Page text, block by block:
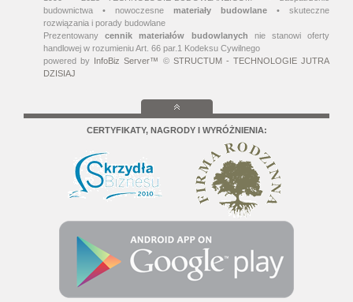
budownictwa • nowoczesne materiały budowlane • skuteczne
rozwiązania i porady budowlane
Prezentowanycennik materiałów budowlanych nie stanowi oferty
handlowej w rozumieniu Art. 66 par.1 Kodeksu Cywilnego
powered by
InfoBiz Server™ © STRUCTUM - TECHNOLOGIE JUTRA
DZISIAJ
CERTYFIKATY, NAGRODY I WYRÓŻNIENIA: